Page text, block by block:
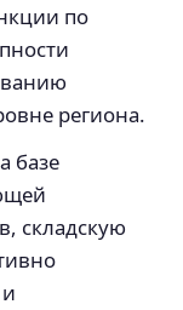
по
региона.
базе
складскую